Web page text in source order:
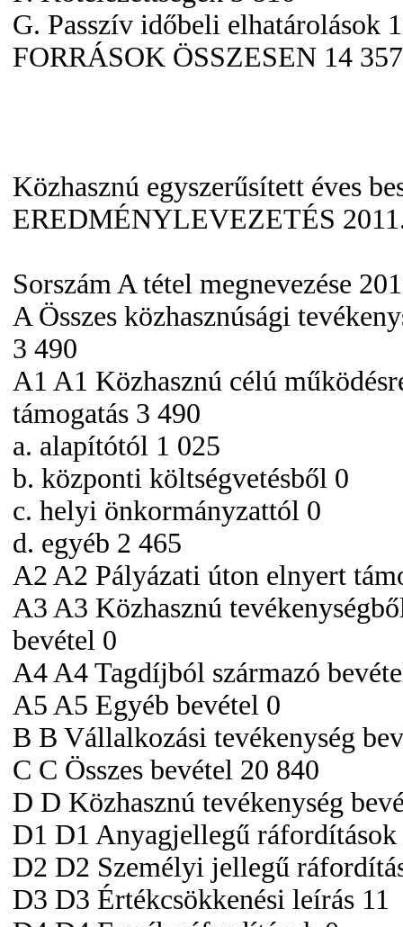
G. Passzív időbeli elhatárolások
FORRÁSOK ÖSSZESEN 14 357
Közhasznú egyszerűsített éves
EREDMÉNYLEVEZETÉS
Sorszám A tétel megnevezése
A Összes közhasznúsági
3 490
A1 A1 Közhasznú célú
támogatás 3 490
a. alapítótól 1 025
b. központi költségvetésből 0
c. helyi önkormányzattól 0
d. egyéb 2 465
A2 A2 Pályázati úton elnyert
A3 A3 Közhasznú
bevétel 0
A4 A4 Tagdíjból származó
A5 A5 Egyéb bevétel 0
B B Vállalkozási tevékenység
C C Összes bevétel 20 840
D D Közhasznú tevékenység
D1 D1 Anyagjellegű ráfordítások
D2 D2 Személyi jellegű
D3 D3 Értékcsökkenési leírás 11